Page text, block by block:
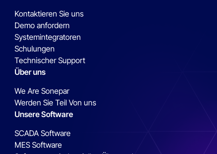
Kontaktieren Sie uns
Demo anfordern
Systemintegratoren
Schulungen
Technischer Support
Über uns
We Are Sonepar
Werden Sie Teil Von uns
Unsere Software
SCADA Software
MES Software